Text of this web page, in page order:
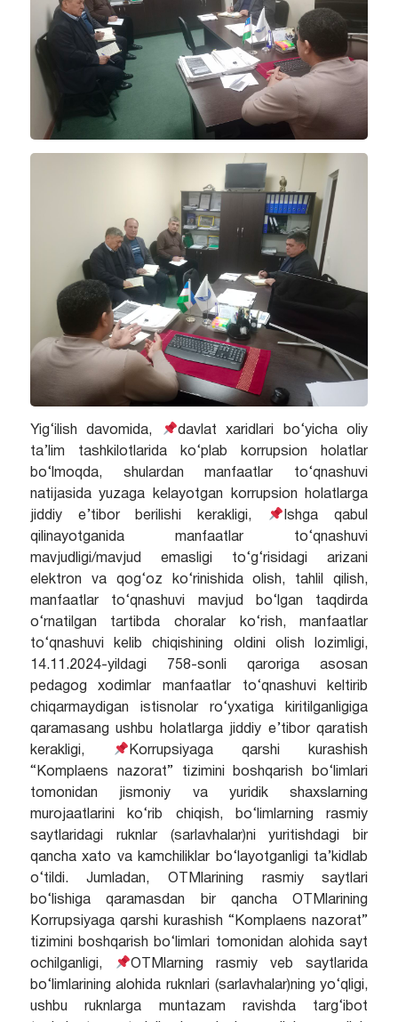
Yig‘ilish davomida,
davlat xaridlari bo‘yicha oliy
ta’lim tashkilotlarida ko‘plab korrupsion holatlar
bo‘lmoqda, shulardan manfaatlar to‘qnashuvi
natijasida yuzaga kelayotgan korrupsion holatlarga
jiddiy e’tibor berilishi kerakligi,
Ishga qabul
qilinayotganida manfaatlar to‘qnashuvi
mavjudligi/mavjud emasligi to‘g‘risidagi arizani
elektron va qog‘oz ko‘rinishida olish, tahlil qilish,
manfaatlar to‘qnashuvi mavjud bo‘lgan taqdirda
o‘rnatilgan tartibda choralar ko‘rish, manfaatlar
to‘qnashuvi kelib chiqishining oldini olish lozimligi,
14.11.2024-yildagi 758-sonli qaroriga asosan
pedagog xodimlar manfaatlar to‘qnashuvi keltirib
chiqarmaydigan istisnolar ro‘yxatiga kiritilganligiga
qaramasang ushbu holatlarga jiddiy e’tibor qaratish
kerakligi,
Korrupsiyaga qarshi kurashish
“Komplaens nazorat” tizimini boshqarish bo‘limlari
tomonidan jismoniy va yuridik shaxslarning
murojaatlarini ko‘rib chiqish, bo‘limlarning rasmiy
saytlaridagi ruknlar (sarlavhalar)ni yuritishdagi bir
qancha xato va kamchiliklar bo‘layotganligi ta’kidlab
o‘tildi. Jumladan, OTMlarining rasmiy saytlari
bo‘lishiga qaramasdan bir qancha OTMlarining
Korrupsiyaga qarshi kurashish “Komplaens nazorat”
tizimini boshqarish bo‘limlari tomonidan alohida sayt
ochilganligi,
OTMlarning rasmiy veb saytlarida
bo‘limlarining alohida ruknlari (sarlavhalar)ning yo‘qligi,
ushbu ruknlarga muntazam ravishda targ‘ibot